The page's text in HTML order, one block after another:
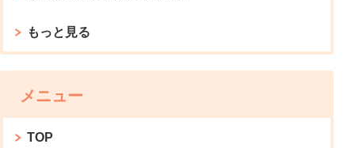
もっと見る
メニュー
TOP